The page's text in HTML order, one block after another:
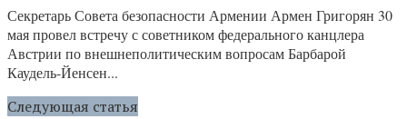
Секретарь Совета безопасности Армении Армен Григорян 30
мая провел встречу с советником федерального канцлера
Австрии по внешнеполитическим вопросам Барбарой
Каудель-Йенсен...
Следующая статья